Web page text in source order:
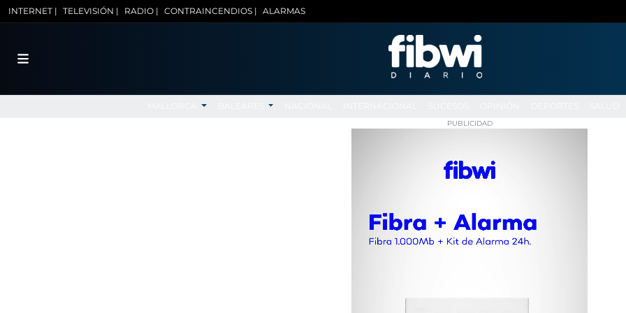
INTERNET | TELEVISIÓN | RADIO | CONTRAINCENDIOS | ALARMAS